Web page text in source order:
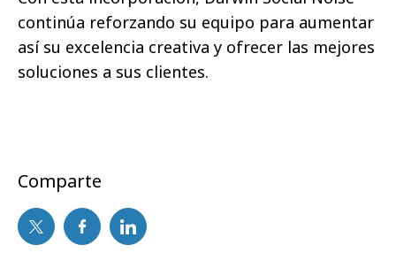
continúa reforzando su equipo para aumentar
así su excelencia creativa y ofrecer las mejores
soluciones a sus clientes.
Comparte